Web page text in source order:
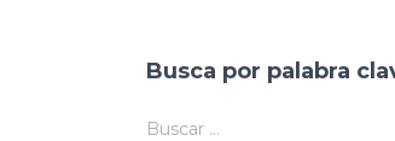
Busca por palabra
Buscar …